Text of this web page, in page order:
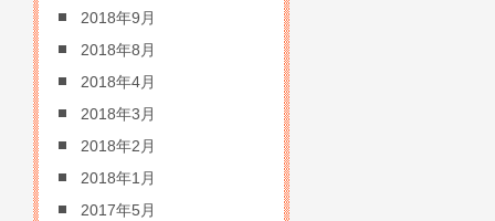
2018年9月
2018年8月
2018年4月
2018年3月
2018年2月
2018年1月
2017年5月